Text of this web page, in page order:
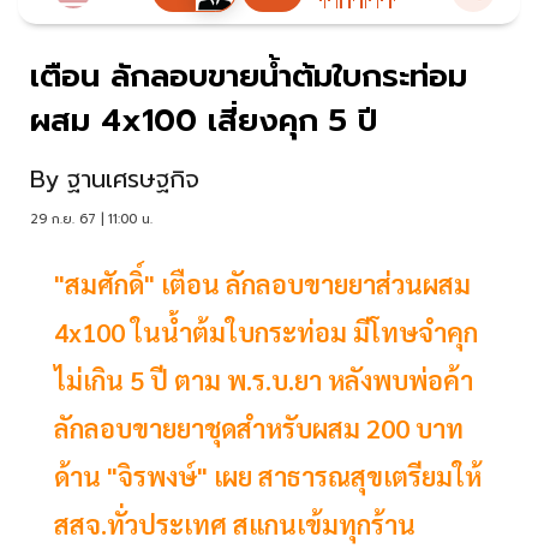
เตือน ลักลอบขายน้ำต้มใบกระท่อม
ผสม 4x100 เสี่ยงคุก 5 ปี
By ฐานเศรษฐกิจ
29 ก.ย. 67 | 11:00 น.
"สมศักดิ์​" เตือน​ ลักลอบขายยาส่วนผสม​
4x100 ในน้ำต้มใบกระท่อม มีโทษจำคุก
ไม่เกิน 5 ปี ตาม พ.ร.บ.ยา หลังพบพ่อค้า
ลักลอบขายยาชุดสำหรับผสม 200 บาท
ด้าน "จิรพงษ์" ​เผย สาธารณสุขเตรียมให้
สสจ.ทั่วประเทศ สแกนเข้มทุกร้าน